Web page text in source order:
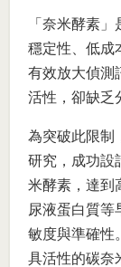
「奈米酵素
穩定性、低成
有效放大偵測
活性，卻缺乏
為突破此限制
研究，成功設
米酵素，達到
尿液蛋白質等
敏度與準確性
具活性的碳奈